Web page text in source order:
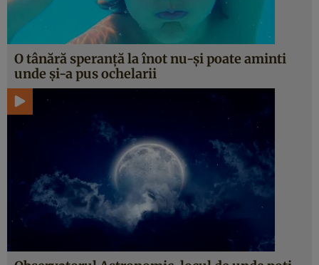
O tânără speranţă la înot nu-şi poate aminti
unde şi-a pus ochelarii